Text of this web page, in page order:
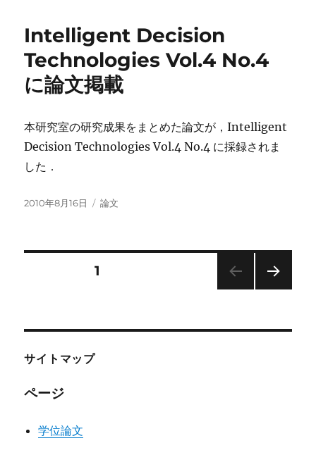
ー
Intelligent Decision
Technologies Vol.4 No.4
に論文掲載
本研究室の研究成果をまとめた論文が，Intelligent
Decision Technologies Vol.4 No.4 に採録されま
した．
投
2010年8月16日
カ
論文
の
ペ
ジ
固定ページ1
サイトマップ
ページ
学位論文